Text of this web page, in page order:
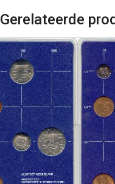
Gerelateerde